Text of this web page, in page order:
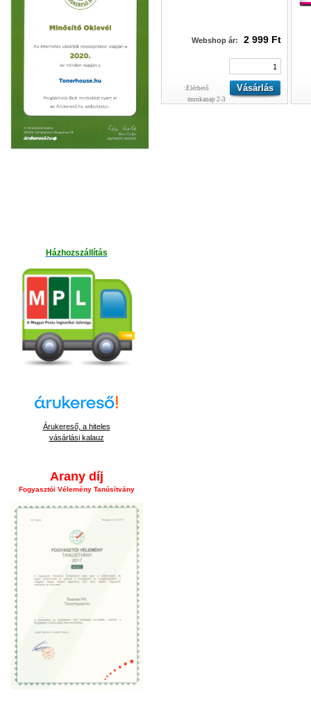
Házhozszállítás
Árukereső, a hiteles
vásárlási kalauz
Arany díj
Fogyasztói Vélemény Tanúsítvány
Webshop ár: 2 999 Ft
Elérhető:
2-3 munkanap